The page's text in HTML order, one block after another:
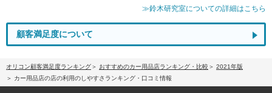
≫鈴木研究室についての詳細はこちら
顧客満足度について
オリコン顧客満足度ランキング おすすめのカー用品店ランキング・比較
2021年版
カー用品店の店の利用のしやすさランキング・口コミ情報